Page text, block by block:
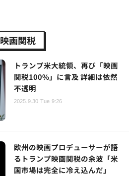
映画関税
トランプ米大統領、再び「映画
関税100%」に言及 詳細は依然
不透明
2025.9.30 Tue 9:26
欧州の映画プロデューサーが語
るトランプ映画関税の余波「米
国市場は完全に冷え込んだ」